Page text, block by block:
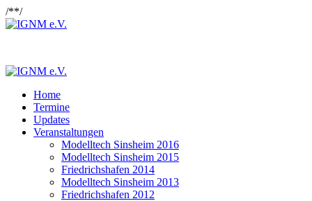
/**/
Home
Termine
Updates
Veranstaltungen
Modelltech Sinsheim 2016
Modelltech Sinsheim 2015
Friedrichshafen 2014
Modelltech Sinsheim 2013
Friedrichshafen 2012